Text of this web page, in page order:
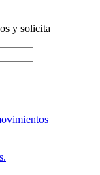
y solicita